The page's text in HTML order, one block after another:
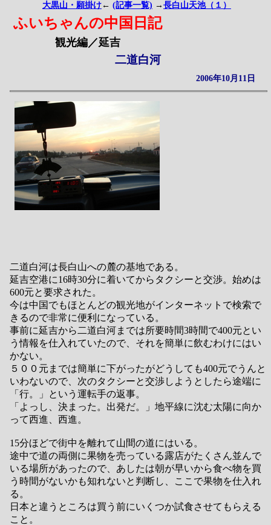
大黒山・願掛け ← (記事一覧) → 長白山天池（１）
ふいちゃんの中国日記
観光編／延吉
二道白河
2006年10月11日
二道白河は長白山への麓の基地である。
延吉空港に16時30分に着いてからタクシーと交渉。始めは
600元と要求された。
今は中国でもほとんどの観光地がインターネットで検索で
きるので非常に便利になっている。
事前に延吉から二道白河までは所要時間3時間で400元とい
う情報を仕入れていたので、それを簡単に飲むわけにはい
かない。
５００元までは簡単に下がったがどうしても400元でうんと
いわないので、次のタクシーと交渉しようとしたら途端に
「行。」という運転手の返事。
「よっし、決まった。出発だ。」地平線に沈む太陽に向か
って西進、西進。
15分ほどで街中を離れて山間の道にはいる。
途中で道の両側に果物を売っている露店がたくさん並んで
いる場所があったので、あしたは朝が早いから食べ物を買
う時間がないかも知れないと判断し、ここで果物を仕入れ
る。
日本と違うところは買う前にいくつか試食させてもらえる
こと。